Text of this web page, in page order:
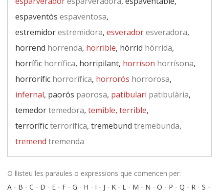
espaventós espaventosa,
estremidorestremidora, esveradoresveradora,
horrend horrenda, horrible, hòrrid hòrrida,
horrífic horrífica, horripilant, horríson horrísona,
horrorífic horrorífica, horrorós horrorosa,
infernal, paorós paorosa, patibulari patibulària,
temedortemedora, temible, terrible,
terroríficterrorífica, tremebund tremebunda,
tremend tremenda
O llisteu les paraules o expressions que comencen per:
A - B - C - D - E - F - G - H - I - J - K - L - M - N - O - P - Q - R - S -